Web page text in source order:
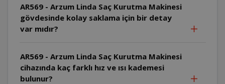
AR569 - Arzum Linda Saç Kurutma Makinesi
gövdesinde kolay saklama için bir detay
var mıdır?
AR569 - Arzum Linda Saç Kurutma Makinesi
cihazında kaç farklı hız ve ısı kademesi
bulunur?